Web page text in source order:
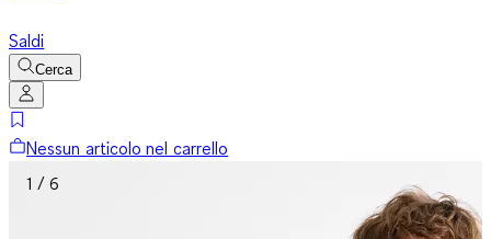
Saldi
Cerca
Nessun articolo nel carrello
1 / 6